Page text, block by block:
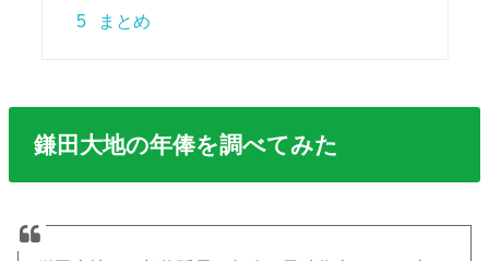
5 まとめ
鎌田大地の年俸を調べてみた